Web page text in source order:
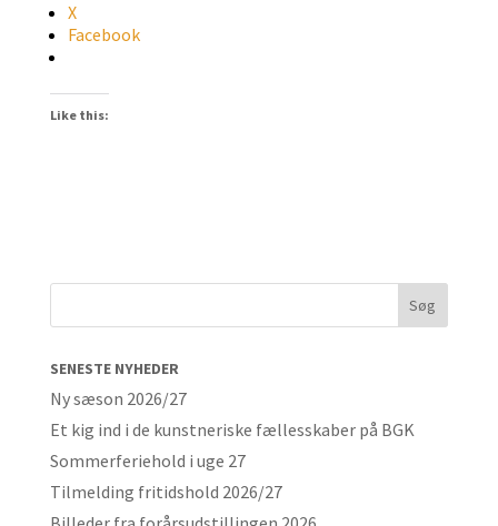
X
Facebook
Like this:
SENESTE NYHEDER
Ny sæson 2026/27
Et kig ind i de kunstneriske fællesskaber på BGK
Sommerferiehold i uge 27
Tilmelding fritidshold 2026/27